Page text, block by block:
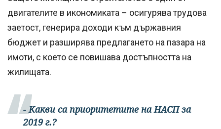
двигателите в икономиката – осигурява трудова
заетост, генерира доходи към държавния
бюджет и разширява предлагането на пазара на
имоти, с което се повишава достъпността на
жилищата.
- Какви са приоритетите на НАСП за
2019 г.?